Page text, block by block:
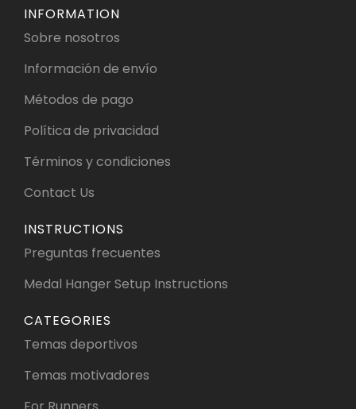
INFORMATION
Sobre nosotros
Información de envío
Métodos de pago
Política de privacidad
Términos y condiciones
Contact Us
INSTRUCTIONS
Preguntas frecuentes
Medal Hanger Setup Instructions
CATEGORIES
Temas deportivos
Temas motivadores